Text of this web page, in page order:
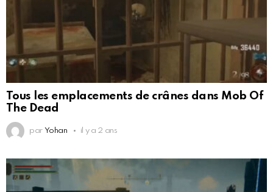
Tous les emplacements de crânes dans Mob Of
The Dead
par Yohan il y a 2 ans